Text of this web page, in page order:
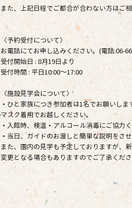
また、上記日程でご都合が合わない方はご
〈予約受付について〉
お電話にてお申し込みください。(電話:06-
受付開始日 : 8月19日より
受付時間 : 平日10:00～17:00
〈施設見学会について〉
・ひと家族につき参加者は1名でお願いしま
マスク着用でお越しください。
・入館時、検温・アルコール消毒にご協力く
・当日、ガイドのお渡しと簡単な説明をさ
また、園内の見学も予定しておりますが、
変更となる場合もありますのでご了承くださ